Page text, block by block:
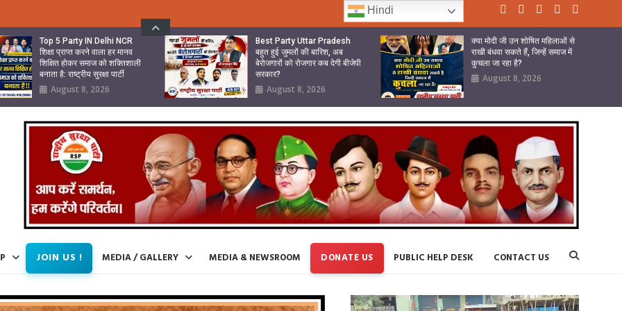
Top 5 Party IN Delhi NCR
शिक्षा प्राप्त करने वाला हर मानव
शिक्षित होकर समाज को शक्तिशाली
बनाता है: राष्ट्रीय सुरक्षा पार्टी
August 8, 2026
Best Party Uttar Pradesh
बहुत हुई जुमलों की बारिश, अब
बेरोजगारों को रोजगार कब देगी बीजेपी
सरकार?
August 8, 2026
क्या मोदी जी उन शोषित महिलाओं से
राखी बंधवा सकते हैं, जिन्हें समाज में
कुचला जा रहा है?
August 8, 2026
JOIN US ! MEDIA / GALLERY MEDIA & NEWSROOM DONATE US PUBLIC HELP DESK CONTACT US
Video
Hindi